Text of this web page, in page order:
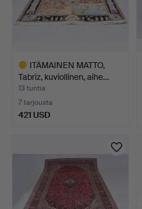
ITÄMAINEN MATTO,
Tabriz, kuviollinen, aihe…
13 tuntia
7 tarjousta
421 USD